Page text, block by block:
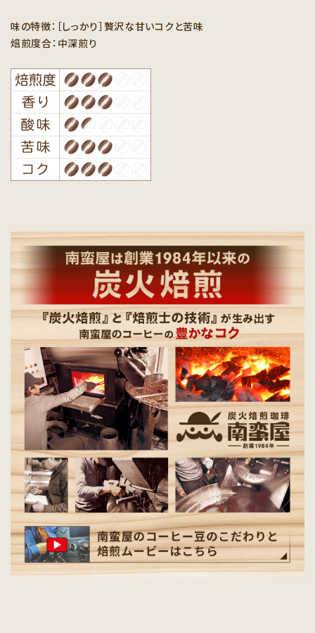
味の特徴：［しっかり］贅沢な甘いコクと苦味
焙煎度合：中深煎り